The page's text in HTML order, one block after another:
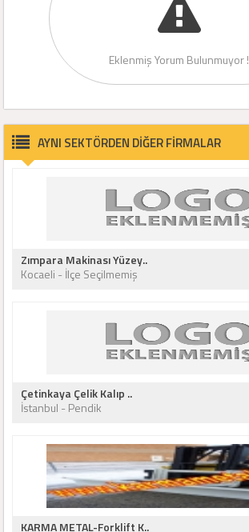
Eklenmiş Yorum Bulunmuyor !
AYNI SEKTÖRDEN DİĞER FİRMALAR
Zımpara Makinası Yüzey..
Kocaeli - İlçe Seçilmemiş
Çetinkaya Çelik Kalıp ..
İstanbul - Pendik
KARMA METAL-Forklift K..